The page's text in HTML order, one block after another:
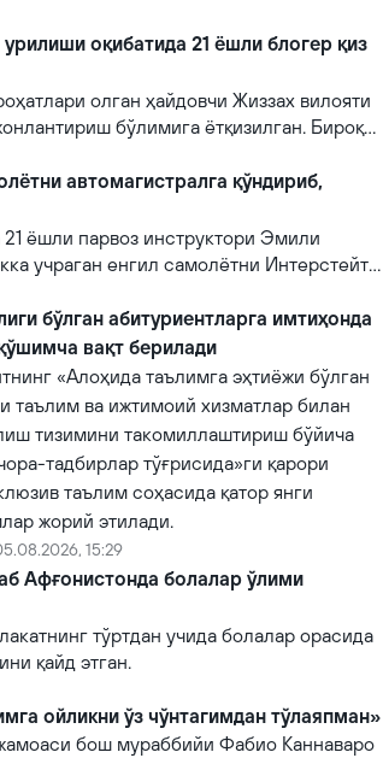
оқибатида 21 ёшли блогер қиз
олган ҳайдовчи Жиззах вилояти
бўлимига ётқизилган. Бироқ
тиббий муолажаларга
автомагистралга қўндириб,
ёшли парвоз инструктори Эмили
учраган енгил самолётни Интерстейт
қўндириб, эҳтимолий йирик
бўлган абитуриентларга имтиҳонда
вақт берилади
«Алоҳида таълимга эҳтиёжи бўлган
таълим ва ижтимоий хизматлар билан
тизимини такомиллаштириш бўйича
тадбирлар тўғрисида»ги қарори
таълим соҳасида қатор янги
жорий этилади.
15:29
Афғонистонда болалар ўлими
тўртдан учида болалар орасида
қайд этган.
ойликни ўз чўнтагимдан тўлаяпман»
бош мураббийи Фабио Каннаваро